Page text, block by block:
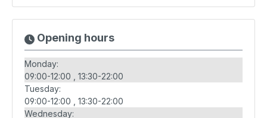
Opening hours
Monday:
09:00-12:00
13:30-22:00
Tuesday:
09:00-12:00
13:30-22:00
Wednesday: